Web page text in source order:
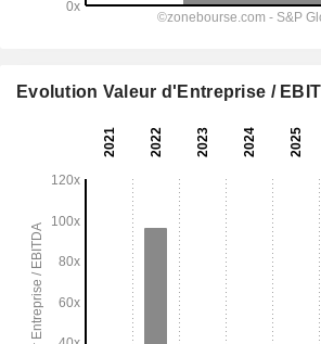
Evolution Valeur d'Entreprise /